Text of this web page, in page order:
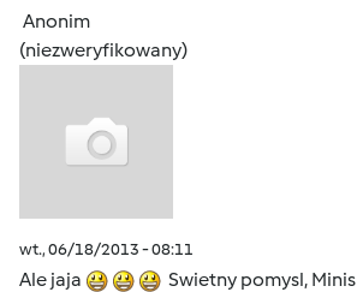
Anonim
(niezweryfikowany)
wt., 06/18/2013 - 08:11
Ale jaja
Swietny pomysl, Minis